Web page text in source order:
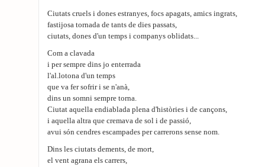
Ciutats cruels i dones estranyes, focs apagats, amics ingrats,
fastijosa tornada de tants de dies passats,
ciutats, dones d'un temps i companys oblidats...
Com a clavada
i per sempre dins jo enterrada
l'al.lotona d'un temps
que va fer sofrir i se n'anà,
dins un somni sempre torna.
Ciutat aquella endiablada plena d'històries i de cançons,
i aquella altra que cremava de sol i de passió,
avui són cendres escampades per carrerons sense nom.
Dins les ciutats dements, de mort,
el vent agrana els carrers,